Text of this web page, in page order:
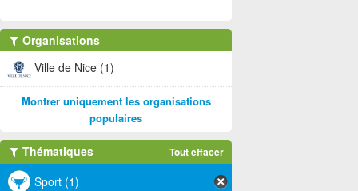
Organisations
Ville de Nice (1)
Montrer uniquement les organisations
populaires
Thématiques Tout effacer
Sport (1)